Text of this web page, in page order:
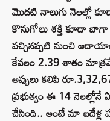
మొదటి నాలుగు నెలల్లో
కొనుగోలు శక్తి కూడా బాగా
వచ్చినప్పటి నుంచి
కేవలం 2.39 శాతం
అప్పులు కలిపి
ప్రభుత్వం ఈ 14 నెలల్లోనే
చేసింది.. అంటే మా ఐదేళ్ల